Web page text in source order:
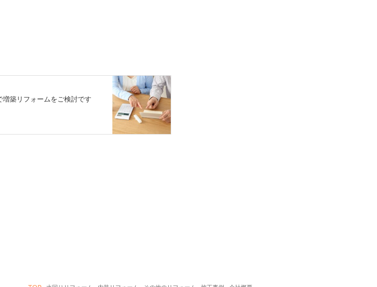
増築リフォームをご検討です